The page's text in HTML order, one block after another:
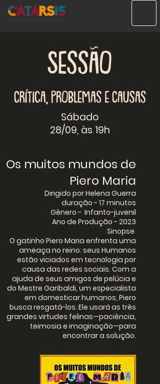
Sábado
28/09, às 19h
Os muitos mundos de
Piero Maria
Dirigido por Helena Guerra
duração - 17 minutos
Gênero - Infanto-juvenil
Ano de Produção - 2023
Sinopse
O gatinho Piero Maria enfrenta uma
ameaça no reino: seus Humanos
estão viciados em tecnologia por
causa das redes sociais. Com a
ajuda de seus amigos de pelúcia e
do Mestre Garibaldi, um especialista
em domesticar humanos, Piero
busca resgatá-los. Ele usará as três
grandes virtudes felinas—paciência,
teimosia e imaginação—para
encontrar a solução.